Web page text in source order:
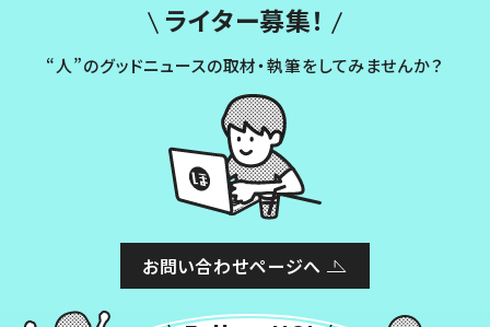
ライター募集！
“人”のグッドニュースの取材・執筆をしてみませんか？
お問い合わせページへ